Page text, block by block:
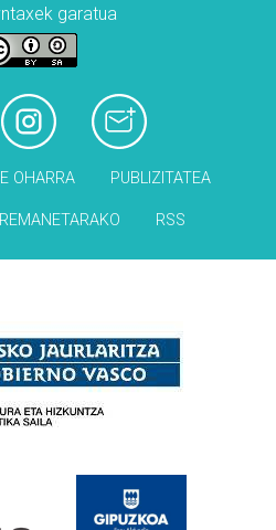
garatua
OHARRA PUBLIZITATEA
RSS